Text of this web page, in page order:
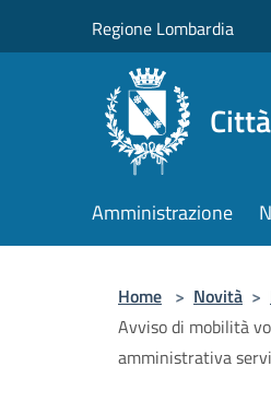
Regione Lombardia
Amministrazione
Home > Novità >
Avviso di mobilità
amministrativa